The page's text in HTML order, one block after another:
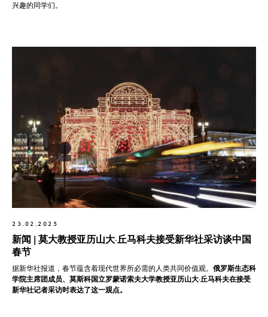
兴趣的同学们。
23.02.2025
新闻 | 莫大教授亚历山大·丘马科夫接受新华社采访谈中国
春节
据新华社报道，春节蕴含着现代世界所必需的人类共同价值观。 俄罗斯生态科
学院主席团成员、莫斯科国立罗蒙诺索夫大学教授亚历山大·丘马科夫在接受
新华社记者采访时表达了这一观点。